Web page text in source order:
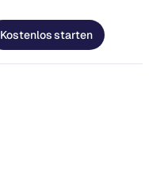
Kostenlos starten